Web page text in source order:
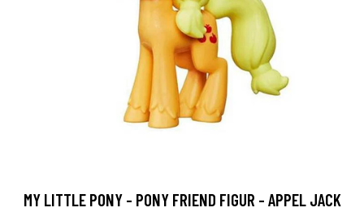
MY LITTLE PONY - PONY FRIEND FIGUR - APPEL JACK